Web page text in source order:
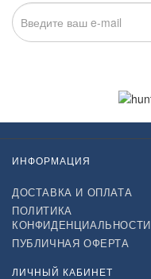
ИНФОРМАЦИЯ
ДОСТАВКА И ОПЛАТА
ПОЛИТИКА
КОНФИДЕНЦИАЛЬНОСТИ
ПУБЛИЧНАЯ ОФЕРТА
ЛИЧНЫЙ КАБИНЕТ